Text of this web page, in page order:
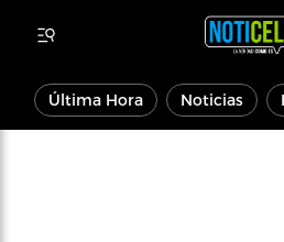
Última Hora Noticias